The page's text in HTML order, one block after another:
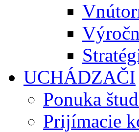
UCHÁDZAČI
Ponuka
Prijímacie